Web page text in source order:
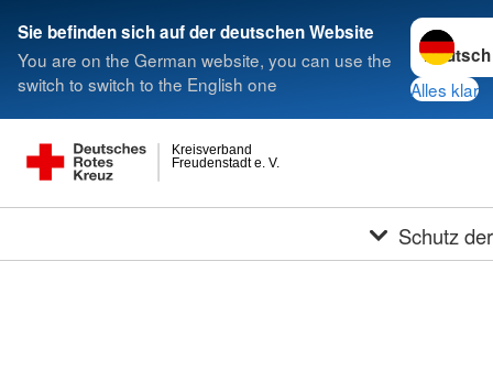
Sie befinden sich auf der deutschen Website
You are on the German website, you can use the
switch to switch to the English one
Sprache
Alles klar
Freudenstadt e. V.
Kreisverband
Schutz